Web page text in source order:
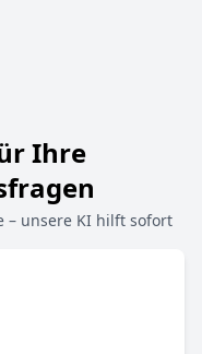
Ihre
– unsere KI hilft sofort